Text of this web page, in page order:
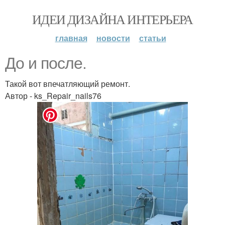
ИДЕИ ДИЗАЙНА ИНТЕРЬЕРА
главная новости статьи
До и после.
Такой вот впечатляющий ремонт.
Автор - ks_Repair_nails76